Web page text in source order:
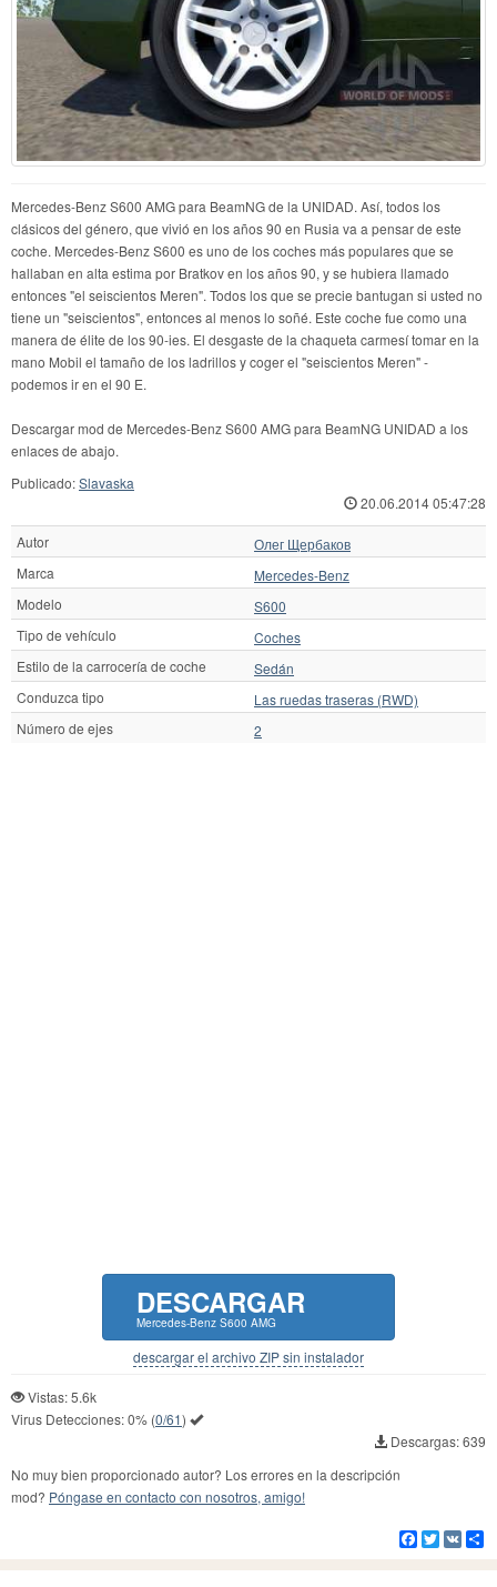
Mercedes-Benz S600 AMG para BeamNG de la UNIDAD. Así, todos los
clásicos del género, que vivió en los años 90 en Rusia va a pensar de este
coche. Mercedes-Benz S600 es uno de los coches más populares que se
hallaban en alta estima por Bratkov en los años 90, y se hubiera llamado
entonces "el seiscientos Meren". Todos los que se precie bantugan si usted no
tiene un "seiscientos", entonces al menos lo soñé. Este coche fue como una
manera de élite de los 90-ies. El desgaste de la chaqueta carmesí tomar en la
mano Mobil el tamaño de los ladrillos y coger el "seiscientos Meren" -
podemos ir en el 90 E.
Descargar mod de Mercedes-Benz S600 AMG para BeamNG UNIDAD a los
enlaces de abajo.
Publicado:Slavaska
20.06.2014 05:47:28
Autor
Олег Щербаков
Marca
Mercedes-Benz
Modelo
S600
Tipo de vehículo
Coches
Estilo de la carrocería de coche
Sedán
Conduzca tipo
Las ruedas traseras (RWD)
Número de ejes
2
DESCARGAR
Mercedes-Benz S600 AMG
descargar el archivo ZIP sin instalador
Vistas: 5.6k
Virus Detecciones:0% (0/61)
Descargas: 639
No muy bien proporcionado autor? Los errores en la descripción
mod? Póngase en contacto con nosotros, amigo!
Facebook
Twitter
VK